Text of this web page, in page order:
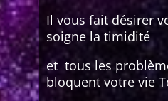
Il vous fait désirer
soigne la timidité
et tous les
bloquent votre vie